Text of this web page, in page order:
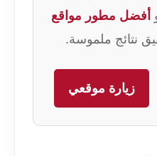
أفضل مطور مواقع
نتائج ملموسة.
زيارة موقعي